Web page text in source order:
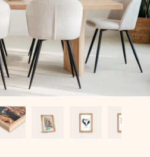
que realmente toca o
apenas todo o amor num